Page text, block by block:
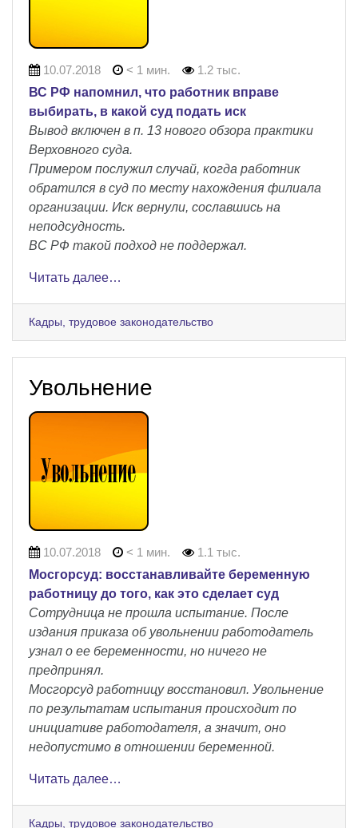
10.07.2018 < 1 мин.
1.2 тыс.
ВС РФ напомнил, что работник вправе
выбирать, в какой суд подать иск
Вывод включен в п. 13 нового обзора практики
Верховного суда.
Примером послужил случай, когда работник
обратился в суд по месту нахождения филиала
организации. Иск вернули, сославшись на
неподсудность.
ВС РФ такой подход не поддержал.
Читать далее…
Кадры, трудовое законодательство
Увольнение
10.07.2018 < 1 мин.
1.1 тыс.
Мосгорсуд: восстанавливайте беременную
работницу до того, как это сделает суд
Сотрудница не прошла испытание. После
издания приказа об увольнении работодатель
узнал о ее беременности, но ничего не
предпринял.
Мосгорсуд работницу восстановил. Увольнение
по результатам испытания происходит по
инициативе работодателя, а значит, оно
недопустимо в отношении беременной.
Читать далее…
Кадры, трудовое законодательство